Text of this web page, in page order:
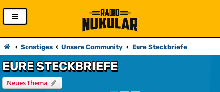
Sonstiges Unsere Community Eure Steckbriefe
EURE STECKBRIEFE
Neues Thema